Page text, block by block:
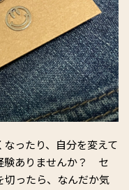
ったり、自分を変えて
験ありませんか？ セ
切ったら、なんだか気